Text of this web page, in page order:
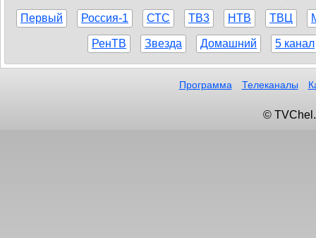
Первый Россия-1 СТС ТВ3 НТВ ТВЦ
РенТВ Звезда Домашний 5 канал
Программа Телеканалы
©